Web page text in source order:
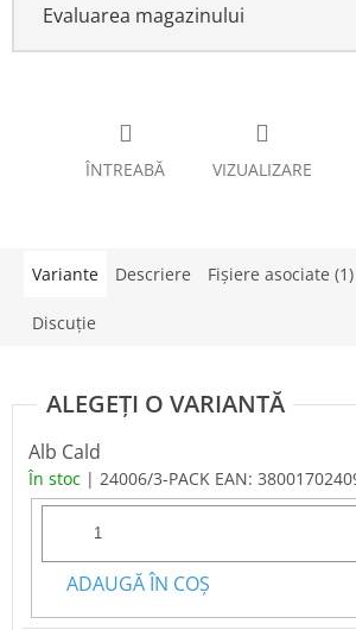
Evaluarea magazinului
ÎNTREABĂ VIZUALIZARE
Variante Descriere Fişiere asociate (1)
Discuţie
Alb Cald
În stoc | 24006/3-PACK EAN:
ADAUGĂ ÎN COŞ